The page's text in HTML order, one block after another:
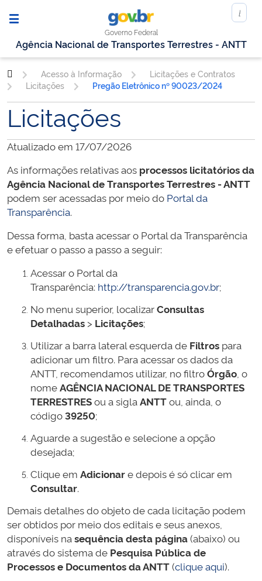
Governo Federal
Agência Nacional de Transportes Terrestres - ANTT
Acesso à Informação
Licitações e Contratos
Licitações
Pregão Eletrônico nº 90023/2024
Licitações
Atualizado em 17/07/2026
As informações relativas aos processos licitatórios da
Agência Nacional de Transportes Terrestres - ANTT
podem ser acessadas por meio do Portal da
Transparência.
Dessa forma, basta acessar o Portal da Transparência
e efetuar o passo a passo a seguir:
Acessar o Portal da
Transparência: http://transparencia.gov.br;
No menu superior, localizarConsultas
Detalhadas > Licitações;
Utilizar a barra lateral esquerda de Filtros para
adicionar um filtro. Para acessar os dados da
ANTT, recomendamos utilizar, no filtroÓrgão , o
nomeAGÊNCIA NACIONAL DE TRANSPORTES
TERRESTRESou a siglaANTTou, ainda, o
código39250;
Aguarde a sugestão e selecione a opção
desejada;
Clique em Adicionare depois é só clicar em
Consultar.
Demais detalhes do objeto de cada licitação podem
ser obtidos por meio dos editais e seus anexos,
disponíveis nasequência desta página(abaixo) ou
através do sistema de Pesquisa Pública de
Processos e Documentos da ANTT(clique aqui).